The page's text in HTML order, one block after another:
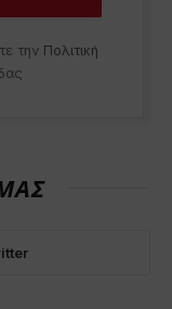
την Πολιτική